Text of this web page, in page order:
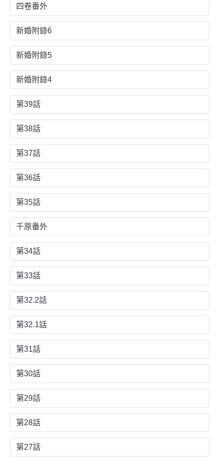
四卷番外
新婚附錄6
新婚附錄5
新婚附錄4
第39話
第38話
第37話
第36話
第35話
千原番外
第34話
第33話
第32.2話
第32.1話
第31話
第30話
第29話
第28話
第27話